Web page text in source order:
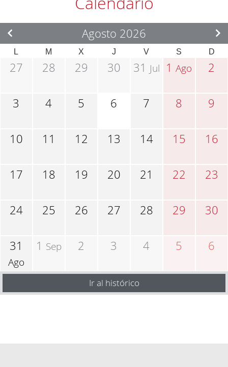
Agosto 2026
L M X J V S D
27 28 29 30 31 Jul 1Ago 2
3 4 5 6 7 8 9
10 11 12 13 14 15 16
17 18 19 20 21 22 23
24 25 26 27 28 29 30
31
Ago
1 Sep 2 3 4 5 6
Ir al histórico